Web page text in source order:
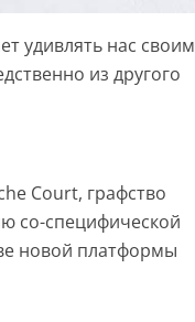
удивлять нас своим
из другого
Court, графство
со-специфической
новой платформы